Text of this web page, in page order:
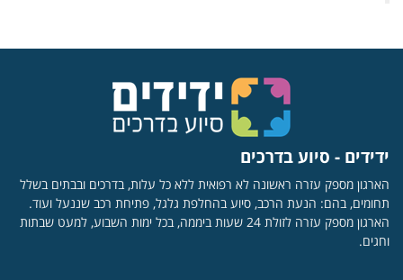
ידידים - סיוע בדרכים
הארגון מספק עזרה ראשונה לא רפואית ללא כל עלות, בדרכים ובבתים בשלל
תחומים, בהם: הנעת הרכב, סיוע בהחלפת גלגל, פתיחת רכב שננעל ועוד.
הארגון מספק עזרה לזולת 24 שעות ביממה, בכל ימות השבוע, למעט שבתות
וחגים.